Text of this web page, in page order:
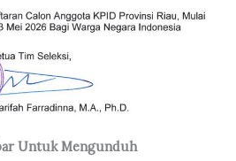
Untuk Mengunduh